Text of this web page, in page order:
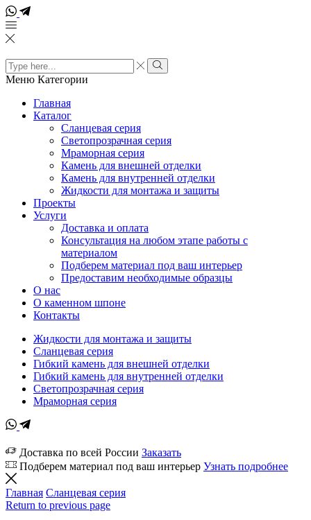
Поиск
входных
Поиск
Меню Категории
Главная
Каталог
Сланцевая серия
Светопрозрачная серия
Мраморная серия
Камень для внешней отделки
Камень для внутренней отделки
Жидкости для монтажа и защиты
Проекты
Услуги
Доставка и оплата
Консультация на любом этапе работы с
материалом
Подберем материал под ваш интерьер
Предоставим необходимые образцы
О нас
О каменном шпоне
Контакты
Жидкости для монтажа и защиты
Сланцевая серия
Гибкий камень для внешней отделки
Гибкий камень для внутренней отделки
Светопрозрачная серия
Мраморная серия
Доставка по всей России Заказать
Подберем материал под ваш интерьер Узнать подробнее
Главная Сланцевая серия
Return to previous page